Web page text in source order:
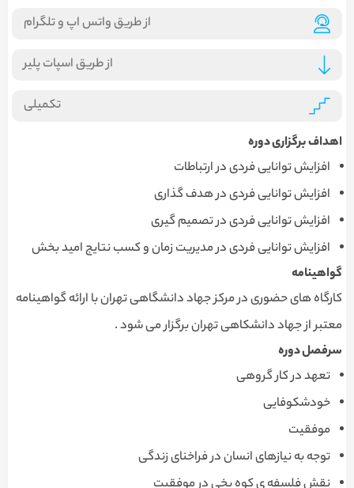
از طریق واتس اپ و تلگرام
از طریق اسپات پلیر
تکمیلی
اهداف برگزاری دوره
افزایش توانایی فردی در ارتباطات
افزایش توانایی فردی در هدف گذاری
افزایش توانایی فردی در تصمیم گیری
افزایش توانایی فردی در مدیریت زمان و کسب نتایج امید بخش
گواهینامه
کارگاه های حضوری در مرکز جهاد دانشگاهی تهران با ارائه گواهینامه
معتبر از جهاد دانشکاهی تهران برگزار می شود .
سرفصل دوره
تعهد در کار گروهی
خودشکوفایی
موفقیت
توجه به نیازهای انسان در فراخنای زندگی